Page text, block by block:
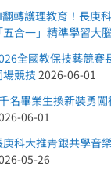
轉護理教育！長庚
「五合一」精準學習大腦
全國教保技藝競
場競技 2026-06-01
名畢業生換新裝勇
06-01
庚科大推青銀共學音
05-26